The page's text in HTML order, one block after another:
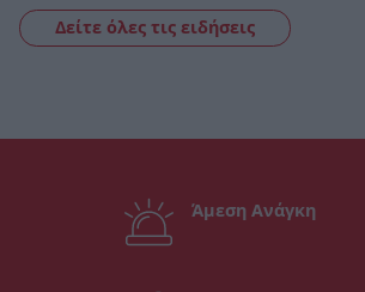
Δείτε όλες τις ειδήσεις
Άμεση Ανάγκη